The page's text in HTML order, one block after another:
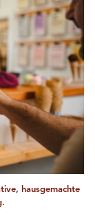
hausgemachte